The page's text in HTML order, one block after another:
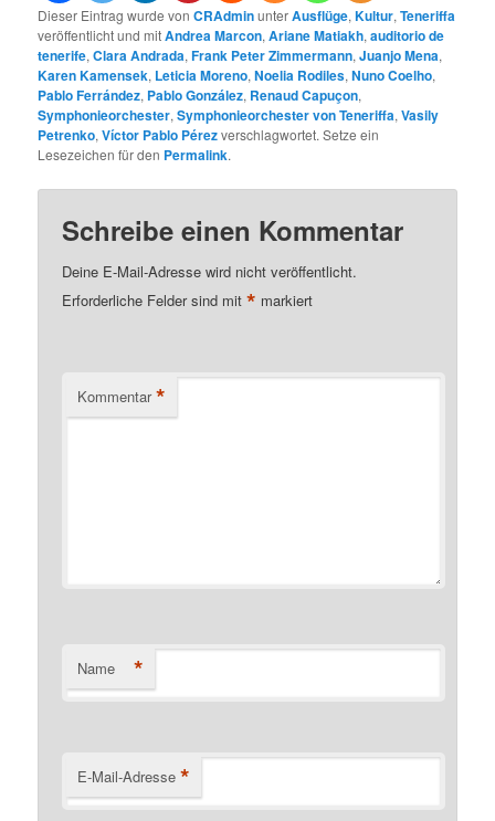
Dieser Eintrag wurde vonCRAdminunterAusflüge,Kultur,Teneriffa
veröffentlicht und mitAndrea Marcon,Ariane Matiakh,auditorio de
tenerife,Clara Andrada,Frank Peter Zimmermann,Juanjo Mena,
Karen Kamensek, Leticia Moreno,Noelia Rodiles,Nuno Coelho,
Pablo Ferrández, Pablo González, Renaud Capuçon,
Symphonieorchester,Symphonieorchester von Teneriffa,Vasily
Petrenko,Víctor Pablo Pérezverschlagwortet. Setze ein
Lesezeichen für den Permalink.
Schreibe einen Kommentar
Deine E-Mail-Adresse wird nicht veröffentlicht.
Erforderliche Felder sind mit* markiert
Kommentar *
Name *
E-Mail-Adresse *